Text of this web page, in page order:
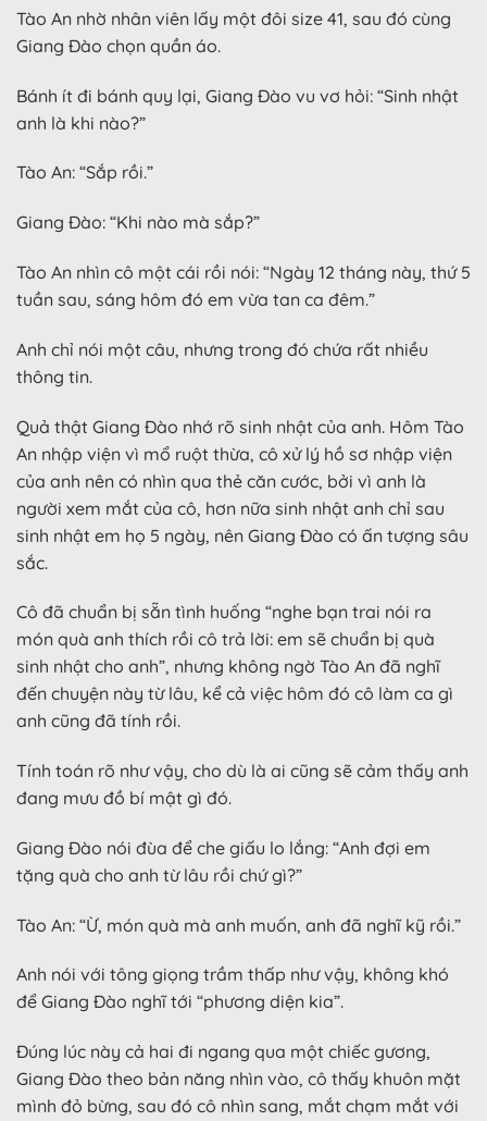
Tào An nhờ nhân viên lấy một đôi size 41, sau đó cùng
Giang Đào chọn quần áo.
Bánh ít đi bánh quy lại, Giang Đào vu vơ hỏi: “Sinh nhật
anh là khi nào?”
Tào An: “Sắp rồi.”
Giang Đào: “Khi nào mà sắp?”
Tào An nhìn cô một cái rồi nói: “Ngày 12 tháng này, thứ 5
tuần sau, sáng hôm đó em vừa tan ca đêm.”
Anh chỉ nói một câu, nhưng trong đó chứa rất nhiều
thông tin.
Quả thật Giang Đào nhớ rõ sinh nhật của anh. Hôm Tào
An nhập viện vì mổ ruột thừa, cô xử lý hồ sơ nhập viện
của anh nên có nhìn qua thẻ căn cước, bởi vì anh là
người xem mắt của cô, hơn nữa sinh nhật anh chỉ sau
sinh nhật em họ 5 ngày, nên Giang Đào có ấn tượng sâu
sắc.
Cô đã chuẩn bị sẵn tình huống “nghe bạn trai nói ra
món quà anh thích rồi cô trả lời: em sẽ chuẩn bị quà
sinh nhật cho anh”, nhưng không ngờ Tào An đã nghĩ
đến chuyện này từ lâu, kể cả việc hôm đó cô làm ca gì
anh cũng đã tính rồi.
Tính toán rõ như vậy, cho dù là ai cũng sẽ cảm thấy anh
đang mưu đồ bí mật gì đó.
Giang Đào nói đùa để che giấu lo lắng: “Anh đợi em
tặng quà cho anh từ lâu rồi chứ gì?”
Tào An: “Ừ, món quà mà anh muốn, anh đã nghĩ kỹ rồi.”
Anh nói với tông giọng trầm thấp như vậy, không khó
để Giang Đào nghĩ tới “phương diện kia”.
Đúng lúc này cả hai đi ngang qua một chiếc gương,
Giang Đào theo bản năng nhìn vào, cô thấy khuôn mặt
mình đỏ bừng, sau đó cô nhìn sang, mắt chạm mắt với